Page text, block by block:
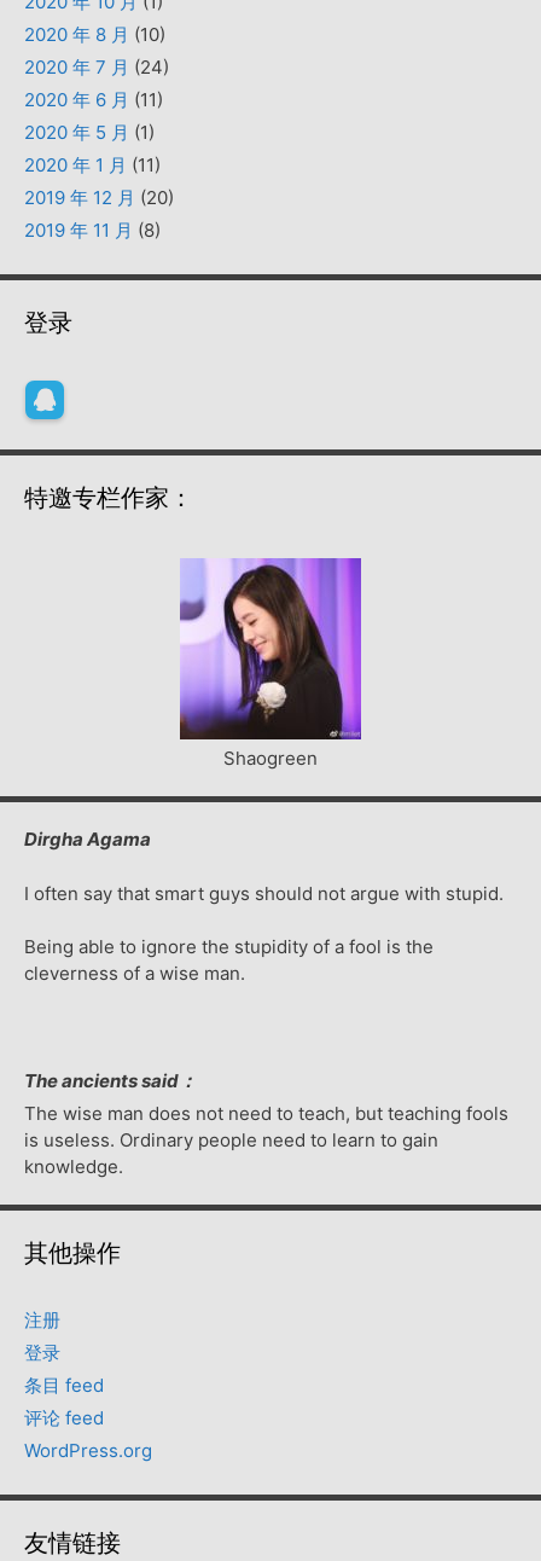
2020 年 8 月 (10)
2020 年 7 月 (24)
2020 年 6 月 (11)
2020 年 5 月 (1)
2020 年 1 月 (11)
2019 年 12 月 (20)
2019 年 11 月 (8)
登录
特邀专栏作家：
Shaogreen
Dirgha Agama
I often say that smart guys should not argue with stupid.
Being able to ignore the stupidity of a fool is the
cleverness of a wise man.
The ancients said：
The wise man does not need to teach, but teaching fools
is useless. Ordinary people need to learn to gain
knowledge.
其他操作
注册
登录
条目 feed
评论 feed
WordPress.org
友情链接